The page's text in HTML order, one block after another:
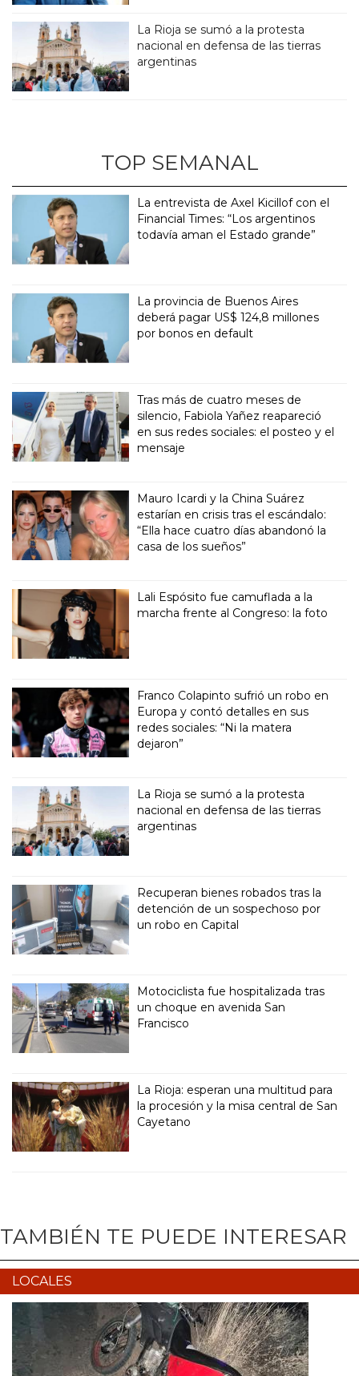
La Rioja se sumó a la protesta
nacional en defensa de las tierras
argentinas
TOP SEMANAL
La entrevista de Axel Kicillof con el
Financial Times: “Los argentinos
todavía aman el Estado grande”
La provincia de Buenos Aires
deberá pagar US$ 124,8 millones
por bonos en default
Tras más de cuatro meses de
silencio, Fabiola Yañez reapareció
en sus redes sociales: el posteo y el
mensaje
Mauro Icardi y la China Suárez
estarían en crisis tras el escándalo:
“Ella hace cuatro días abandonó la
casa de los sueños”
Lali Espósito fue camuflada a la
marcha frente al Congreso: la foto
Franco Colapinto sufrió un robo en
Europa y contó detalles en sus
redes sociales: “Ni la matera
dejaron”
La Rioja se sumó a la protesta
nacional en defensa de las tierras
argentinas
Recuperan bienes robados tras la
detención de un sospechoso por
un robo en Capital
Motociclista fue hospitalizada tras
un choque en avenida San
Francisco
La Rioja: esperan una multitud para
la procesión y la misa central de San
Cayetano
TAMBIÉN TE PUEDE INTERESAR
LOCALES